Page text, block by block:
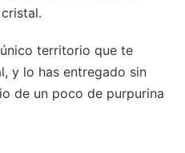
territorio que te
y lo has entregado sin
de un poco de purpurina